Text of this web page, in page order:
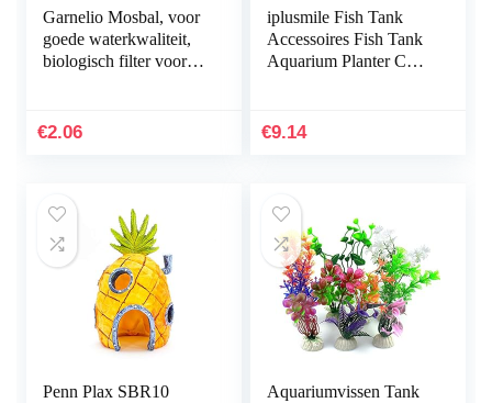
Garnelio Mosbal, voor
goede waterkwaliteit,
biologisch filter voor
€2.06
iplusmile Fish Tank
Accessoires Fish Tank
Aquarium Planter Cup
€9.14
Penn Plax SBR10
Aquariumvissen Tank